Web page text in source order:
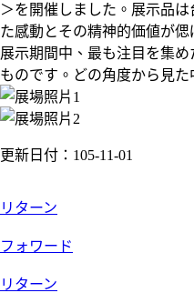
＞を開催しました。展示品
た感動とその精神的価値が偲
展示期間中、最も注目を集
ものです。どの角度から見
更新日付：105-11-01
リターン
フォワード
リターン